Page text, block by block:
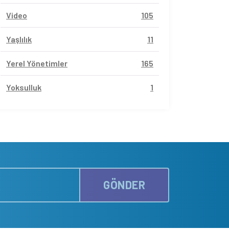
Video 105
Yaşlılık 11
Yerel Yönetimler 165
Yoksulluk 1
GÖNDER